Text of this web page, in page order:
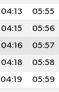
04:13 05:55
04:15 05:56
04:16 05:57
04:18 05:58
04:19 05:59